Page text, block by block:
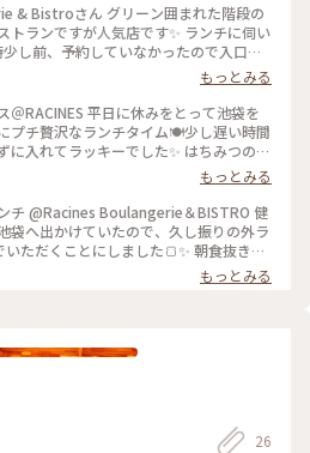
& Bistroさん グリーン囲まれた階段の
トランですが人気店です✨ ランチに伺い
し前、予約していなかったので入口の
待ちました。 店内が見渡せるのでじっ
くて落ち着いた照明、喋り声は結構響く
んは皆さんスマートな振る舞いで感じが
席に案内してもらえました。 季節野菜
を注文💚 まず気になってたパン！ これ
💓 厨房で作っているので焼きたてパン
てあるホイップバターも美味しくてたっ
スパイスが効いた具だくさんスープも
のリースサラダ🥗 もりもりのグリーン
アスパラガス、じゃがいも。 キャロッ
とカッテージチーズとハモンセラーノも
けるドレッシングがまた絶品💚 途中で
近くの系列店にはドレッシングを販売
#RACINES #ラシーヌ #ランチ
ひみつの絶景
もっとみる
＠RACINES 平日に休みをとって池袋を
プチ贅沢なランチタイム🍽少し遅い時間
に入れてラッキーでした✨ はちみつの入
プレミアムブレッドはそのまま食べても
いのですが、ふわふわのホイップバター
の味に…🍞 優しいお味のあさりと春野菜
のリースサラダ🥗その名の通り、旬のお
られていて見た目も華やか！玉ねぎと大
のドレッシングがまた絶品でした。 メ
ーをチョイス。脂が乗っていてとっても
もっとみる
チ @Racines Boulangerie＆BISTRO 健
袋へ出かけていたので、久し振りの外ラ
ただくことにしました🍞✨ 朝食抜きで
のでビストロランチをオーダー。スー
ド、サラダ、メイン、チャパタ、ドリン
わでハッピー…。かぼちゃとチキンのス
いただきまーす。このドレッシングもヘ
はサーロインステーキでがっつりと🥩⚡️
イルと粉チーズがたっぷりで食べ甲斐が
もっとみる
26